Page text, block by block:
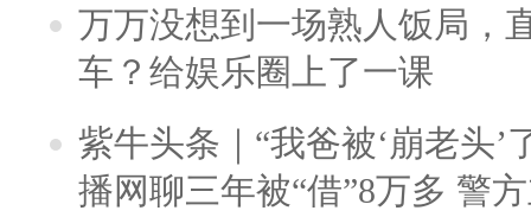
万万没想到一场熟人饭局，
车？给娱乐圈上了一课
紫牛头条｜“我爸被‘崩老头’
播网聊三年被“借”8万多 警